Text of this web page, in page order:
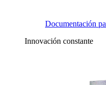
Documentación
Innovación constante